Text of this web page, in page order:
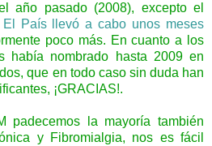
año pasado (2008), excepto el
El País llevó a cabo unos meses
poco más. En cuanto a los
había nombrado hasta 2009 en
que en todo caso sin duda han
¡GRACIAS!.
padecemos la mayoría también
y Fibromialgia, nos es fácil